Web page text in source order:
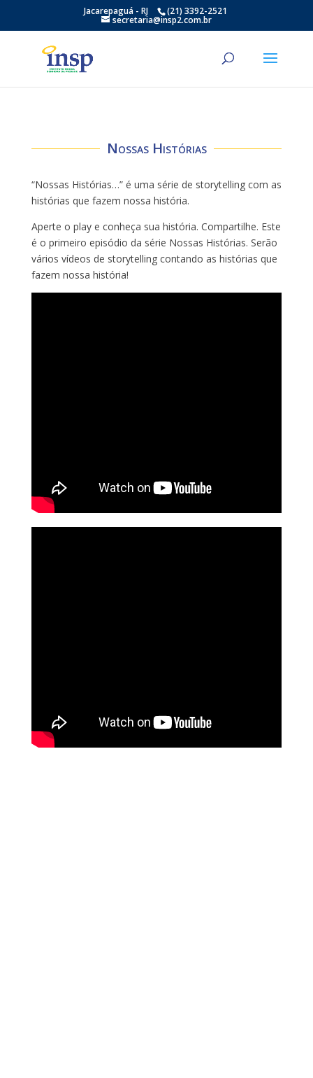
Jacarepaguá - RJ (21) 3392-2521
secretaria@insp2.com.br
Nossas Histórias
“Nossas Histórias…” é uma série de storytelling com as
histórias que fazem nossa história.
Aperte o play e conheça sua história. Compartilhe. Este
é o primeiro episódio da série Nossas Histórias. Serão
vários vídeos de storytelling contando as histórias que
fazem nossa história!